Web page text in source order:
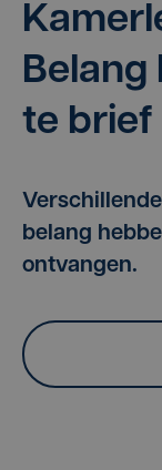
te brief
belang
ontvangen.